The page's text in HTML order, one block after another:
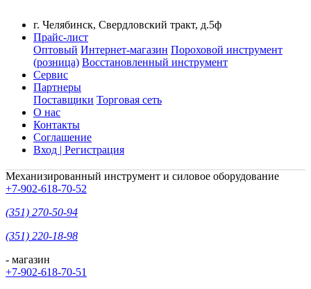
г. Челябинск, Свердловский тракт, д.5ф
Прайс-лист
Оптовый Интернет-магазин Пороховой инструмент
(розница) Восстановленный инструмент
Сервис
Партнеры
Поставщики Торговая сеть
О нас
Контакты
Соглашение
Вход | Регистрация
Механизированный инструмент и силовое оборудование
+7-902-618-70-52
(351) 270-50-94
(351) 220-18-98
- магазин
+7-902-618-70-51